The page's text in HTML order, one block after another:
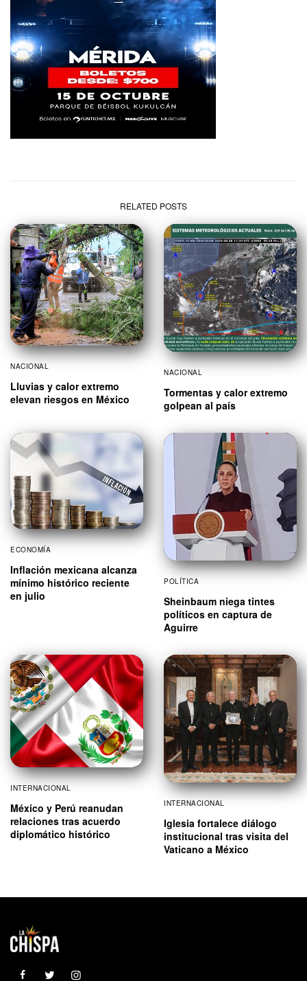
RELATED POSTS
NACIONAL
Lluvias y calor extremo
elevan riesgos en México
NACIONAL
Tormentas y calor extremo
golpean al país
ECONOMÍA
Inflación mexicana alcanza
mínimo histórico reciente
en julio
POLÍTICA
Sheinbaum niega tintes
políticos en captura de
Aguirre
INTERNACIONAL
México y Perú reanudan
relaciones tras acuerdo
diplomático histórico
INTERNACIONAL
Iglesia fortalece diálogo
institucional tras visita del
Vaticano a México